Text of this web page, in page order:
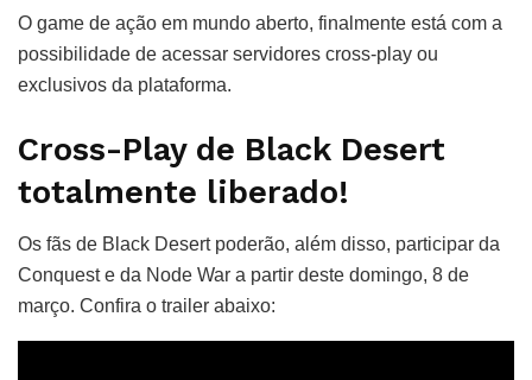
O game de ação em mundo aberto, finalmente está com a
possibilidade de acessar servidores cross-play ou
exclusivos da plataforma.
Cross-Play de Black Desert
totalmente liberado!
Os fãs de Black Desert poderão, além disso, participar da
Conquest e da Node War a partir deste domingo, 8 de
março. Confira o trailer abaixo: